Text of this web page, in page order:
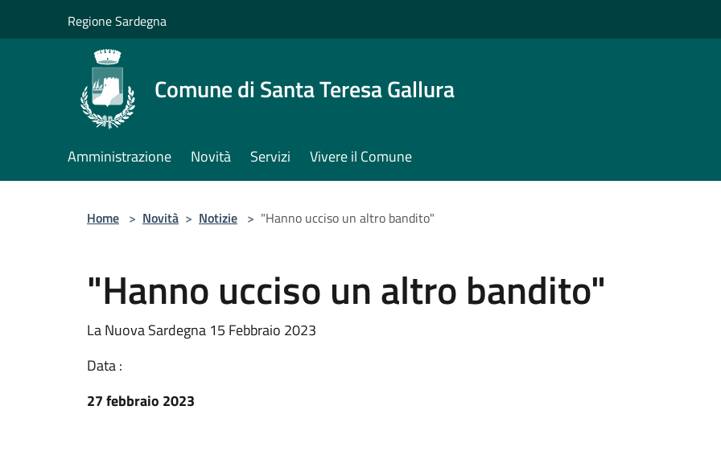
Regione Sardegna
Comune di Santa Teresa Gallura
Amministrazione Novità Servizi Vivere il Comune
Home > Novità > Notizie > "Hanno ucciso un altro bandito"
"Hanno ucciso un altro bandito"
La Nuova Sardegna 15 Febbraio 2023
Data :
27 febbraio 2023